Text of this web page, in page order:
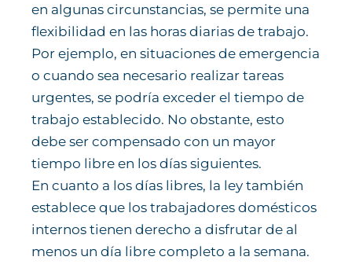
en algunas circunstancias, se permite una
flexibilidad en las horas diarias de trabajo.
Por ejemplo, en situaciones de emergencia
o cuando sea necesario realizar tareas
urgentes, se podría exceder el tiempo de
trabajo establecido. No obstante, esto
debe ser compensado con un mayor
tiempo libre en los días siguientes.
En cuanto a los días libres, la ley también
establece que los trabajadores domésticos
internos tienen derecho a disfrutar de al
menos un día libre completo a la semana.